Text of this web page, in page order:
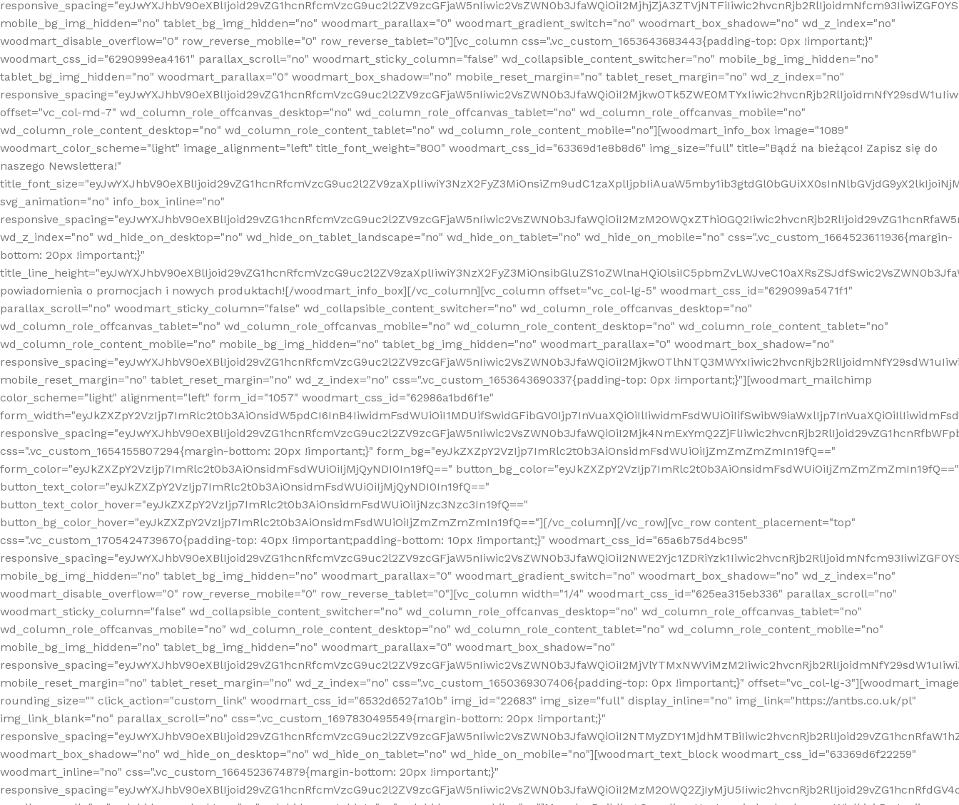
mobile_bg_img_hidden="no" tablet_bg_img_hidden="no" woodmart_parallax="0" woodmart_gradient_switch="no" woodmart_box_shadow="no" wd_z_index="no"
woodmart_disable_overflow="0" row_reverse_mobile="0" row_reverse_tablet="0"][vc_column css=".vc_custom_1653643683443{padding-top: 0px !important;}"
woodmart_css_id="6290999ea4161" parallax_scroll="no" woodmart_sticky_column="false" wd_collapsible_content_switcher="no" mobile_bg_img_hidden="no"
tablet_bg_img_hidden="no" woodmart_parallax="0" woodmart_box_shadow="no" mobile_reset_margin="no" tablet_reset_margin="no" wd_z_index="no"
offset="vc_col-md-7" wd_column_role_offcanvas_desktop="no" wd_column_role_offcanvas_tablet="no" wd_column_role_offcanvas_mobile="no"
wd_column_role_content_desktop="no" wd_column_role_content_tablet="no" wd_column_role_content_mobile="no"][woodmart_info_box image="1089"
woodmart_color_scheme="light" image_alignment="left" title_font_weight="800" woodmart_css_id="63369d1e8b8d6" img_size="full" title="Bądź na bieżąco! Zapisz się do
naszego Newslettera!"
svg_animation="no" info_box_inline="no"
wd_z_index="no" wd_hide_on_desktop="no" wd_hide_on_tablet_landscape="no" wd_hide_on_tablet="no" wd_hide_on_mobile="no" css=".vc_custom_1664523611936{margin-
bottom: 20px !important;}"
powiadomienia o promocjach i nowych produktach![/woodmart_info_box][/vc_column][vc_column offset="vc_col-lg-5" woodmart_css_id="629099a5471f1"
parallax_scroll="no" woodmart_sticky_column="false" wd_collapsible_content_switcher="no" wd_column_role_offcanvas_desktop="no"
wd_column_role_offcanvas_tablet="no" wd_column_role_offcanvas_mobile="no" wd_column_role_content_desktop="no" wd_column_role_content_tablet="no"
wd_column_role_content_mobile="no" mobile_bg_img_hidden="no" tablet_bg_img_hidden="no" woodmart_parallax="0" woodmart_box_shadow="no"
mobile_reset_margin="no" tablet_reset_margin="no" wd_z_index="no" css=".vc_custom_1653643690337{padding-top: 0px !important;}"][woodmart_mailchimp
color_scheme="light" alignment="left" form_id="1057" woodmart_css_id="62986a1bd6f1e"
css=".vc_custom_1654155807294{margin-bottom: 20px !important;}" form_bg="eyJkZXZpY2VzIjp7ImRlc2t0b3AiOnsidmFsdWUiOiIjZmZmZmZmIn19fQ=="
form_color="eyJkZXZpY2VzIjp7ImRlc2t0b3AiOnsidmFsdWUiOiIjMjQyNDI0In19fQ==" button_bg_color="eyJkZXZpY2VzIjp7ImRlc2t0b3AiOnsidmFsdWUiOiIjZmZmZmZmIn19fQ=="
button_text_color="eyJkZXZpY2VzIjp7ImRlc2t0b3AiOnsidmFsdWUiOiIjMjQyNDI0In19fQ=="
button_text_color_hover="eyJkZXZpY2VzIjp7ImRlc2t0b3AiOnsidmFsdWUiOiIjNzc3Nzc3In19fQ=="
button_bg_color_hover="eyJkZXZpY2VzIjp7ImRlc2t0b3AiOnsidmFsdWUiOiIjZmZmZmZmIn19fQ=="][/vc_column][/vc_row][vc_row content_placement="top"
css=".vc_custom_1705424739670{padding-top: 40px !important;padding-bottom: 10px !important;}" woodmart_css_id="65a6b75d4bc95"
mobile_bg_img_hidden="no" tablet_bg_img_hidden="no" woodmart_parallax="0" woodmart_gradient_switch="no" woodmart_box_shadow="no" wd_z_index="no"
woodmart_disable_overflow="0" row_reverse_mobile="0" row_reverse_tablet="0"][vc_column width="1/4" woodmart_css_id="625ea315eb336" parallax_scroll="no"
woodmart_sticky_column="false" wd_collapsible_content_switcher="no" wd_column_role_offcanvas_desktop="no" wd_column_role_offcanvas_tablet="no"
wd_column_role_offcanvas_mobile="no" wd_column_role_content_desktop="no" wd_column_role_content_tablet="no" wd_column_role_content_mobile="no"
mobile_bg_img_hidden="no" tablet_bg_img_hidden="no" woodmart_parallax="0" woodmart_box_shadow="no"
mobile_reset_margin="no" tablet_reset_margin="no" wd_z_index="no" css=".vc_custom_1650369307406{padding-top: 0px !important;}" offset="vc_col-lg-3"][woodmart_image
rounding_size="" click_action="custom_link" woodmart_css_id="6532d6527a10b" img_id="22683" img_size="full" display_inline="no" img_link="https://antbs.co.uk/pl"
img_link_blank="no" parallax_scroll="no" css=".vc_custom_1697830495549{margin-bottom: 20px !important;}"
woodmart_box_shadow="no" wd_hide_on_desktop="no" wd_hide_on_tablet="no" wd_hide_on_mobile="no"][woodmart_text_block woodmart_css_id="63369d6f22259"
woodmart_inline="no" css=".vc_custom_1664523674879{margin-bottom: 20px !important;}"